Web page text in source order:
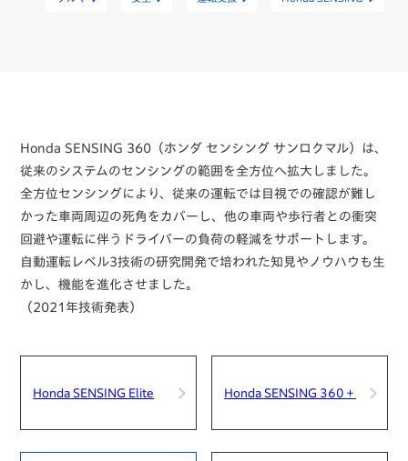
Honda SENSING 360（ホンダ センシング サンロクマル）は、
従来のシステムのセンシングの範囲を全方位へ拡大しました。
全方位センシングにより、従来の運転では目視での確認が難し
かった車両周辺の死角をカバーし、他の車両や歩行者との衝突
回避や運転に伴うドライバーの負荷の軽減をサポートします。
自動運転レベル3技術の研究開発で培われた知見やノウハウも生
かし、機能を進化させました。
（2021年技術発表）
Honda SENSING Elite Honda SENSING 360＋